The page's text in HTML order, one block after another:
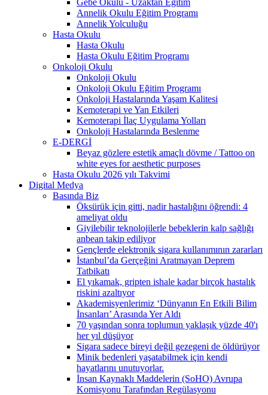
Annelik Okulu Eğitim Programı
Annelik Yolculuğu
Hasta Okulu
Hasta Okulu
Hasta Okulu Eğitim Programı
Onkoloji Okulu
Onkoloji Okulu
Onkoloji Okulu Eğitim Programı
Onkoloji Hastalarında Yaşam Kalitesi
Kemoterapi ve Yan Etkileri
Kemoterapi İlaç Uygulama Yolları
Onkoloji Hastalarında Beslenme
E-DERGİ
Beyaz gözlere estetik amaçlı dövme / Tattoo on
white eyes for aesthetic purposes
Hasta Okulu 2026 yılı Takvimi
Digital Medya
Basında Biz
Öksürük için gitti, nadir hastalığını öğrendi: 4
ameliyat oldu
Giyilebilir teknolojilerle bebeklerin kalp sağlığı
anbean takip ediliyor
Gençlerde elektronik sigara kullanımının zararları
İstanbul’da Gerçeğini Aratmayan Deprem
Tatbikatı
El yıkamak, gripten ishale kadar birçok hastalık
riskini azaltıyor
Akademisyenlerimiz ‘Dünyanın En Etkili Bilim
İnsanları’ Arasında Yer Aldı
70 yaşından sonra toplumun yaklaşık yüzde 40'ı
her yıl düşüyor
Sigara sadece bireyi değil gezegeni de öldürüyor
Minik bedenleri yaşatabilmek için kendi
hayatlarını unutuyorlar.
İnsan Kaynaklı Maddelerin (SoHO) Avrupa
Komisyonu Tarafından Regülasyonu